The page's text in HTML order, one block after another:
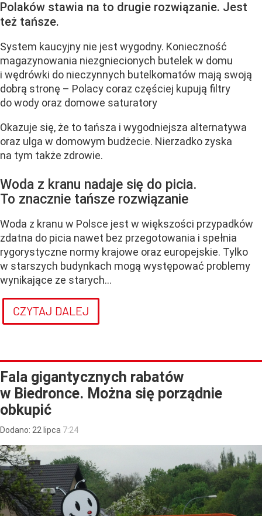
Polaków stawia na to drugie rozwiązanie. Jest
też tańsze.
System kaucyjny nie jest wygodny. Konieczność
magazynowania niezgniecionych butelek w domu
i wędrówki do nieczynnych butelkomatów mają swoją
dobrą stronę – Polacy coraz częściej kupują filtry
do wody oraz domowe saturatory
Okazuje się, że to tańsza i wygodniejsza alternatywa
oraz ulga w domowym budżecie. Nierzadko zyska
na tym także zdrowie.
Woda z kranu nadaje się do picia.
To znacznie tańsze rozwiązanie
Woda z kranu w Polsce jest w większości przypadków
zdatna do picia nawet bez przegotowania i spełnia
rygorystyczne normy krajowe oraz europejskie. Tylko
w starszych budynkach mogą występować problemy
wynikające ze starych...
CZYTAJ DALEJ
Fala gigantycznych rabatów
w Biedronce. Można się porządnie
obkupić
Dodano: 22 lipca 7:24